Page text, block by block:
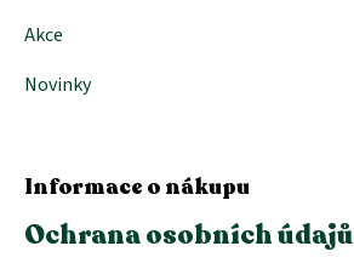
Akce
Novinky
Informace o nákupu
Ochrana osobních údajů